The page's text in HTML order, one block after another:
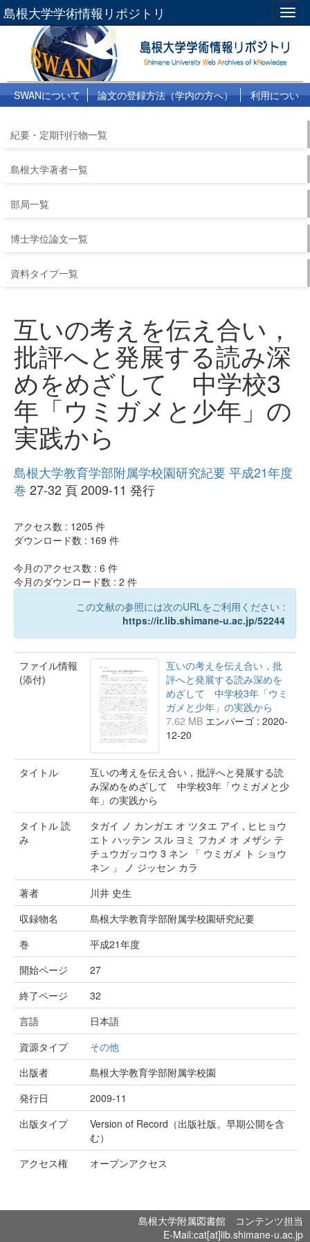
島根大学学術情報リポジトリ
SWANについて 論文の登録方法（学内の方へ）
利用につい
紀要・定期刊行物一覧
島根大学著者一覧
部局一覧
博士学位論文一覧
資料タイプ一覧
互いの考えを伝え合い，
批評へと発展する読み深
めをめざして 中学校3
年「ウミガメと少年」の
実践から
島根大学教育学部附属学校園研究紀要 平成21年度
巻 27-32 頁 2009-11 発行
アクセス数 : 1205 件
ダウンロード数 : 169 件
今月のアクセス数 : 6 件
今月のダウンロード数 : 2 件
この文献の参照には次のURLをご利用ください :
https://ir.lib.shimane-u.ac.jp/52244
ファイル情報
(添付)
互いの考えを伝え合い，批
評へと発展する読み深めを
めざして 中学校3年「ウミ
ガメと少年」の実践から
7.62 MB エンバーゴ : 2020-
12-20
タイトル
互いの考えを伝え合い，批評へと発展する読
み深めをめざして 中学校3年「ウミガメと少
年」の実践から
タイトル 読
み
タガイ ノ カンガエ オ ツタエ アイ , ヒヒョウ
エト ハッテン スル ヨミ フカメ オ メザシ テ
チュウガッコウ 3 ネン 「 ウミガメ ト ショウ
ネン 」 ノ ジッセン カラ
著者
川井 史生
収録物名
島根大学教育学部附属学校園研究紀要
巻
平成21年度
開始ページ
27
終了ページ
32
言語
日本語
資源タイプ
その他
出版者
島根大学教育学部附属学校園
発行日
2009-11
出版タイプ
Version of Record（出版社版。早期公開を含
む）
アクセス権
オープンアクセス
島根大学附属図書館 コンテンツ担当
E-Mail:cat[at]lib.shimane-u.ac.jp